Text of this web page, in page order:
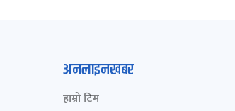
अनलाइनखबर
हाम्रो टिम